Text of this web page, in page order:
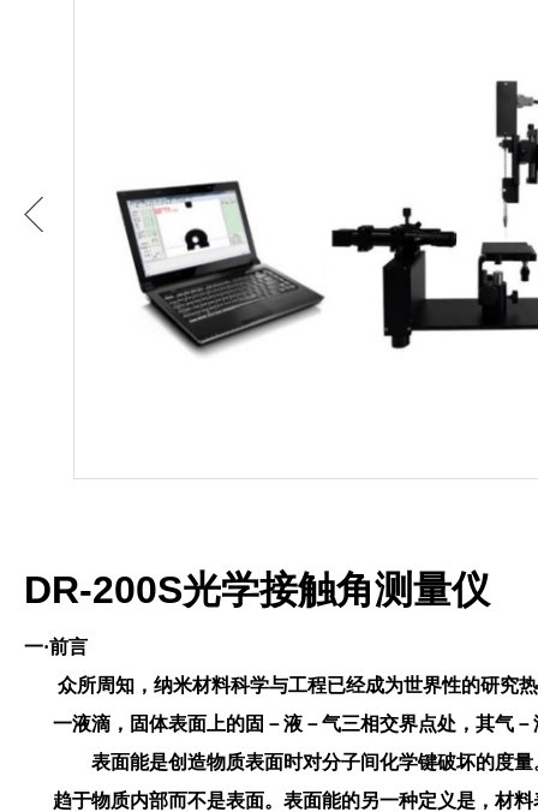
DR-200S光学接触角测量仪
一·前言
众所周知，纳米材料科学与工程已经成为世界性的研究热
一液滴，固体表面上的固－液－气三相交界点处，其气
表面能是创造物质表面时对分子间化学键破坏的度
趋于物质内部而不是表面。表面能的另一种定义是，材